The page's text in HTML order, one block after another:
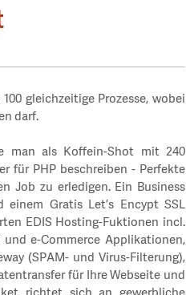
gleichzeitige Prozesse, wobei
darf.
man als Koffein-Shot mit 240
für PHP beschreiben - Perfekte
Job zu erledigen. Ein Business
Gratis Let’s Encypt SSL
EDIS Hosting-Fuktionen incl.
e-Commerce Applikationen,
(SPAM- und Virus-Filterung),
für Ihre Webseite und